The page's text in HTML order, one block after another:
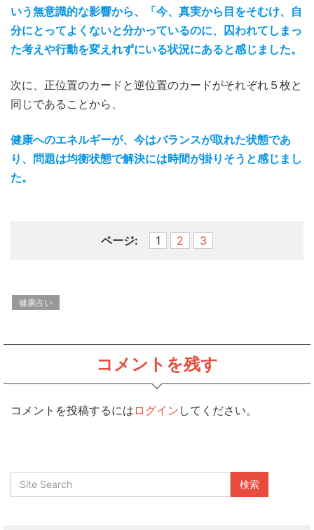
いう無意識的な影響から、「今、真実から目をそむけ、自
分にとってよくないと分かっているのに、囚われてしまっ
た考えや行動を変えれずにいる状況にあると感じました。
次に、正位置のカードと逆位置のカードがそれぞれ５枚と
同じであることから、
健康へのエネルギーが、今はバランスが取れた状態であ
り、問題は均衡状態で解決には時間が掛りそうと感じまし
た。
ページ: 1 2 3
健康占い
コメントを残す
コメントを投稿するには ログイン してください。